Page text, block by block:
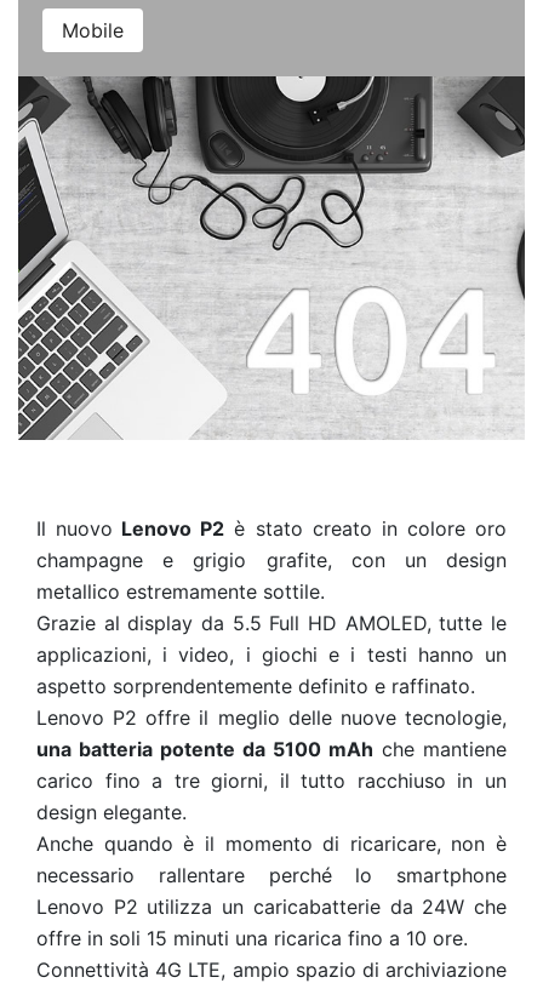
Mobile
Il nuovo Lenovo P2 è stato creato in colore oro
champagne e grigio grafite, con un design
metallico estremamente sottile.
Grazie al display da 5.5 Full HD AMOLED, tutte le
applicazioni, i video, i giochi e i testi hanno un
aspetto sorprendentemente definito e raffinato.
Lenovo P2 offre il meglio delle nuove tecnologie,
una batteria potente da 5100 mAh che mantiene
carico fino a tre giorni, il tutto racchiuso in un
design elegante.
Anche quando è il momento di ricaricare, non è
necessario rallentare perché lo smartphone
Lenovo P2 utilizza un caricabatterie da 24W che
offre in soli 15 minuti una ricarica fino a 10 ore.
Connettività 4G LTE, ampio spazio di archiviazione